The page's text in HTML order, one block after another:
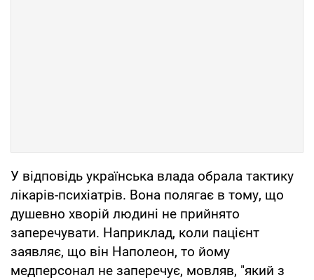
У відповідь українська влада обрала тактику
лікарів-психіатрів. Вона полягає в тому, що
душевно хворій людині не прийнято
заперечувати. Наприклад, коли пацієнт
заявляє, що він Наполеон, то йому
медперсонал не заперечує, мовляв, "який з